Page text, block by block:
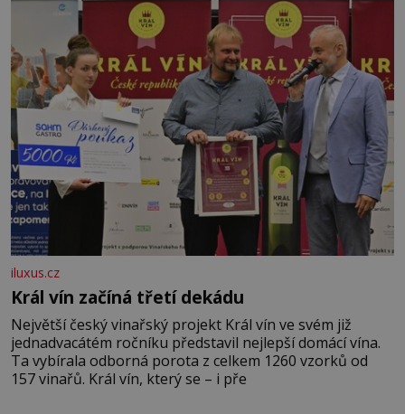
iluxus.cz
Král vín začíná třetí dekádu
Největší český vinařský projekt Král vín ve svém již
jednadvacátém ročníku představil nejlepší domácí vína.
Ta vybírala odborná porota z celkem 1260 vzorků od
157 vinařů. Král vín, který se – i pře